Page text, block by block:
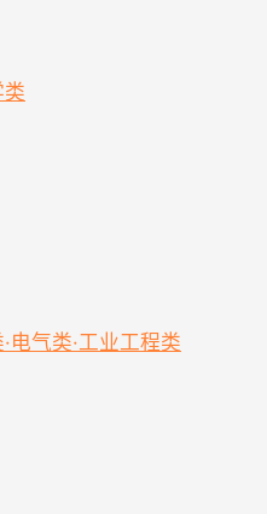
类
电气类·工业工程类